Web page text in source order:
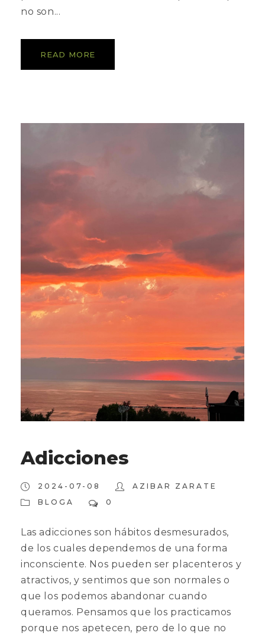
no son...
READ MORE
Adicciones
2024-07-08
AZIBAR ZARATE
BLOGA
0
Las adicciones son hábitos desmesurados,
de los cuales dependemos de una forma
inconsciente. Nos pueden ser placenteros y
atractivos, y sentimos que son normales o
que los podemos abandonar cuando
queramos. Pensamos que los practicamos
porque nos apetecen, pero de lo que no